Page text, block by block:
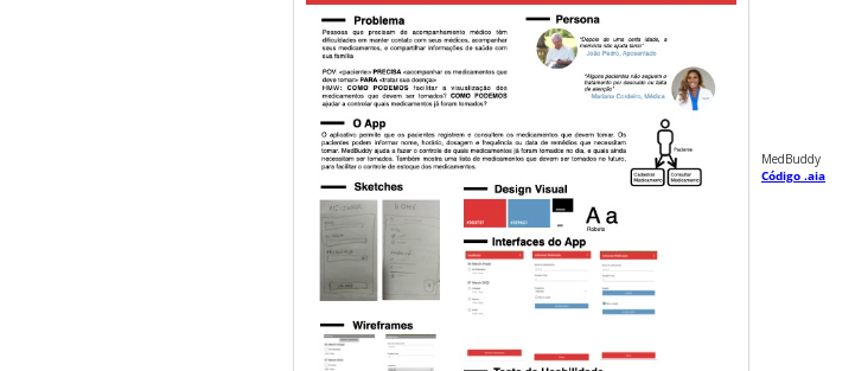
MedBuddy
Código .aia